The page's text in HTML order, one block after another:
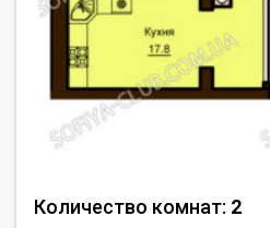
Количество комнат: 2